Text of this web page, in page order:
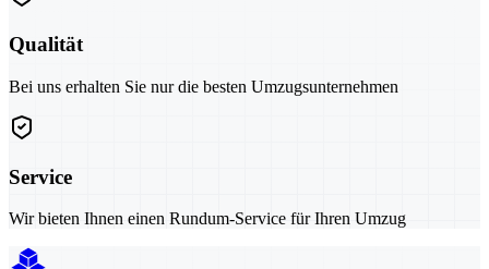
Qualität
Bei uns erhalten Sie nur die besten Umzugsunternehmen
Service
Wir bieten Ihnen einen Rundum-Service für Ihren Umzug